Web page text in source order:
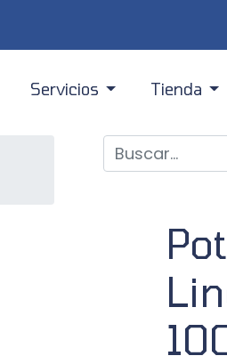
Servicios
Formación a profesorado
Tienda
Tienda en
Tienda en